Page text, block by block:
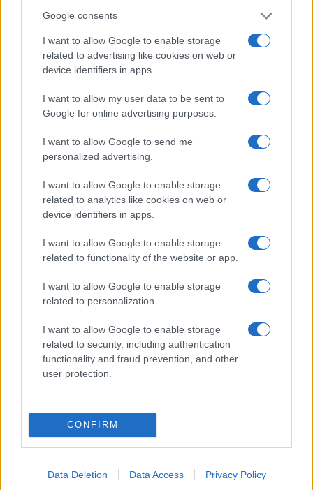
Google consents
I want to allow Google to enable storage
related to advertising like cookies on web or
device identifiers in apps.
I want to allow my user data to be sent to
Google for online advertising purposes.
I want to allow Google to send me
personalized advertising.
I want to allow Google to enable storage
related to analytics like cookies on web or
device identifiers in apps.
I want to allow Google to enable storage
related to functionality of the website or app.
I want to allow Google to enable storage
related to personalization.
I want to allow Google to enable storage
related to security, including authentication
functionality and fraud prevention, and other
user protection.
CONFIRM
Data Deletion Data Access Privacy Policy